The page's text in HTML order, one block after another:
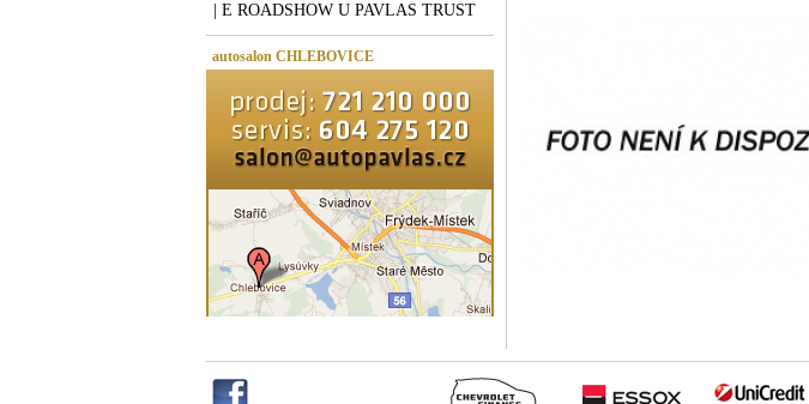
| E ROADSHOW U PAVLAS TRUST
autosalon CHLEBOVICE